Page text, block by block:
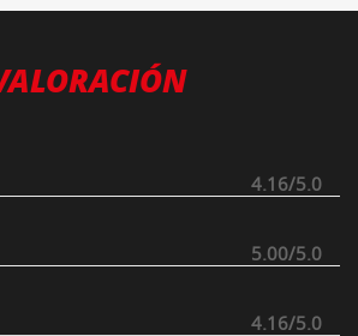
4.16/5.0
5.00/5.0
4.16/5.0